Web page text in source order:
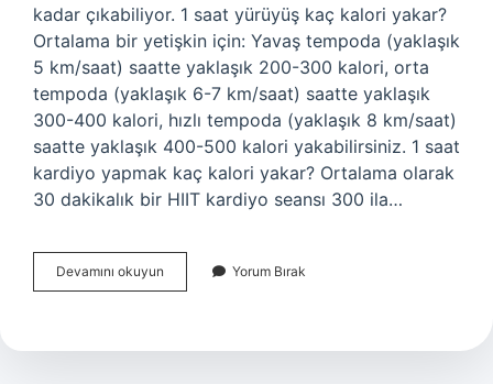
kadar çıkabiliyor. 1 saat yürüyüş kaç kalori yakar?
Ortalama bir yetişkin için: Yavaş tempoda (yaklaşık
5 km/saat) saatte yaklaşık 200-300 kalori, orta
tempoda (yaklaşık 6-7 km/saat) saatte yaklaşık
300-400 kalori, hızlı tempoda (yaklaşık 8 km/saat)
saatte yaklaşık 400-500 kalori yakabilirsiniz. 1 saat
kardiyo yapmak kaç kalori yakar? Ortalama olarak
30 dakikalık bir HIIT kardiyo seansı 300 ila…
Devamını okuyun
Saate
Yakilir
Yorum Bırak